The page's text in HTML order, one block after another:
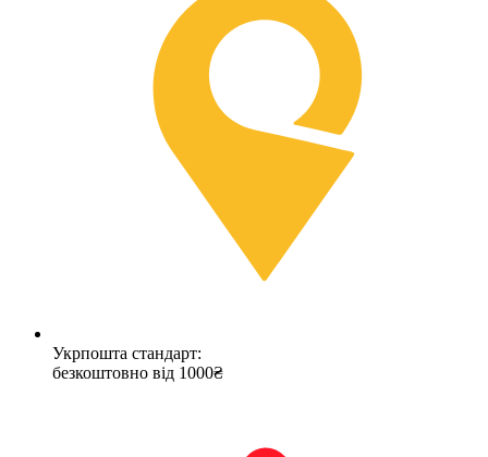
Укрпошта стандарт:
безкоштовно від 1000₴